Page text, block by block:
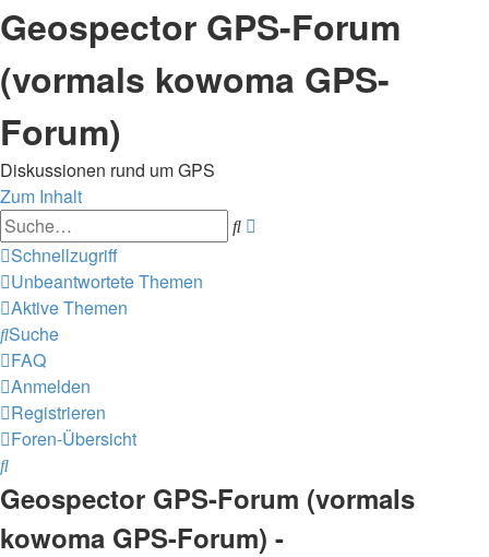
Geospector GPS-Forum
(vormals kowoma GPS-
Forum)
Diskussionen rund um GPS
Zum Inhalt
Suche
Schnellzugriff
Unbeantwortete Themen
Aktive Themen
Suche
FAQ
Anmelden
Registrieren
Foren-Übersicht
Suche
Geospector GPS-Forum (vormals
kowoma GPS-Forum) -